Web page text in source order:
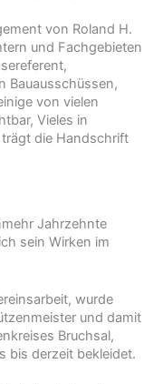
von Roland H.
und Fachgebieten
Bauausschüssen,
von vielen
Vieles in
die Handschrift
Jahrzehnte
sein Wirken im
wurde
und damit
Bruchsal,
bis derzeit bekleidet.